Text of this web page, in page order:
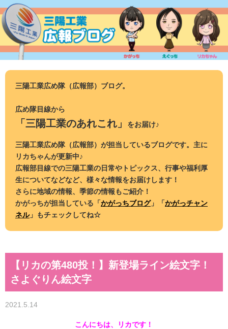
ン
テ
ツ
三陽工業広め隊（広報部）ブログ。
広め隊目線から
「三陽工業のあれこれ」 をお届け♪
三陽工業広め隊（広報部）が担当しているブログです。主に
リカちゃんが更新中♪
広報部目線での三陽工業の日常やトピックス、行事や福利厚
生についてなどなど、様々な情報をお届けします！
さらに地域の情報、季節の情報もご紹介！
かがっちが担当している「かがっちブログ」「かがっチャン
ネル」もチェックしてね☆
【リカの第480投！】新登場ライン絵文字！
さよぐりん絵文字
2021.5.14
こんにちは、リカです！